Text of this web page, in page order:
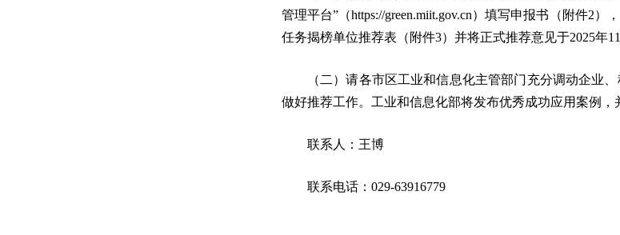
管理平台”（https://green.miit.gov.cn）填写申报书（附件2
任务揭榜单位推荐表（附件3）并将正式推荐意见于2025年
（二）请各市区工业和信息化主管部门充分调动企业
做好推荐工作。工业和信息化部将发布优秀成功应用案例
联系人：王博
联系电话：029-63916779